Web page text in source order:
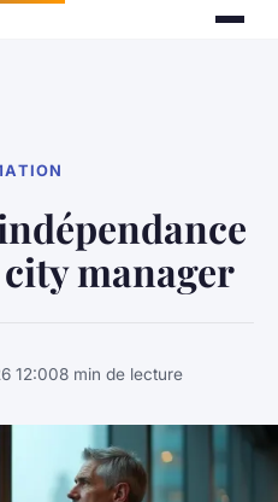
manager
12:008 min de lecture